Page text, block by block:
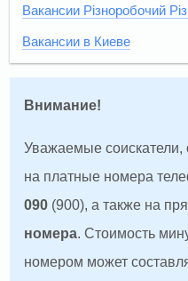
Вакансии Різноробочий
Вакансии в Киеве
Внимание!
Уважаемые
на платные номера
090 (900), а также на
номера. Стоимость
номером может